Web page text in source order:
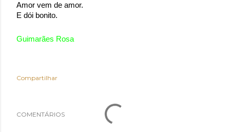
Amor vem de amor.
E dói bonito.
Guimarães Rosa
Compartilhar
COMENTÁRIOS